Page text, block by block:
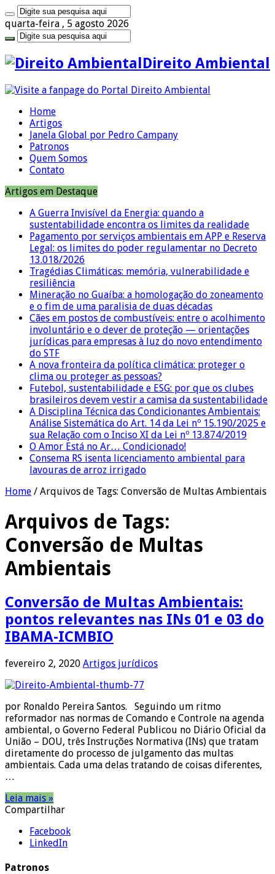
quarta-feira , 5 agosto 2026
Direito Ambiental
Home
Artigos
Janela Global por Pedro Campany
Patronos
Quem Somos
Contato
Artigos em Destaque
A Guerra Invisível da Energia: quando a
sustentabilidade encontra os limites da realidade
Pagamento por serviços ambientais em APP e Reserva
Legal: os limites do poder regulamentar no Decreto
13.018/2026
Tragédias Climáticas: memória, vulnerabilidade e
resiliência
Mineração no Guaíba: a homologação do zoneamento
e o fim de uma paralisia de duas décadas
Cães em postos de combustíveis: entre o acolhimento
involuntário e o dever de proteção — orientações
jurídicas para empresas à luz do novo entendimento
do STF
A nova fronteira da política climática: proteger o
clima ou proteger as pessoas?
Futebol, sustentabilidade e ESG: por que os clubes
brasileiros devem vestir a camisa da sustentabilidade
A Disciplina Técnica das Condicionantes Ambientais:
Análise Sistemática do Art. 14 da Lei nº 15.190/2025 e
sua Relação com o Inciso XI da Lei nº 13.874/2019
O Amor Está no Ar… Condicionado!
Consema RS isenta licenciamento ambiental para
lavouras de arroz irrigado
Home / Arquivos de Tags: Conversão de Multas Ambientais
Arquivos de Tags:
Conversão de Multas
Ambientais
Conversão de Multas Ambientais:
pontos relevantes nas INs 01 e 03 do
IBAMA-ICMBIO
fevereiro 2, 2020 Artigos jurídicos
por Ronaldo Pereira Santos. Seguindo um ritmo
reformador nas normas de Comando e Controle na agenda
ambiental, o Governo Federal Publicou no Diário Oficial da
União – DOU, três Instruções Normativa (INs) que tratam
diretamente do processo de julgamento das multas
ambientais. Cada uma delas tratando de coisas diferentes,
…
Leia mais »
Compartilhar
Facebook
LinkedIn
Patronos